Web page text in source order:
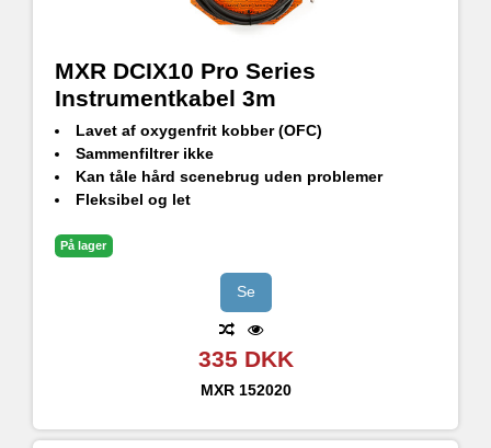
MXR DCIX10 Pro Series
Instrumentkabel 3m
Lavet af oxygenfrit kobber (OFC)
Sammenfiltrer ikke
Kan tåle hård scenebrug uden problemer
Fleksibel og let
På lager
Se
335 DKK
MXR 152020